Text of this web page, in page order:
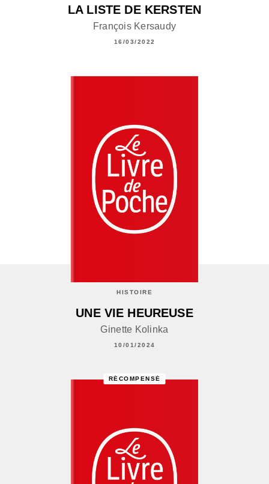
LA LISTE DE KERSTEN
François Kersaudy
16/03/2022
HISTOIRE
UNE VIE HEUREUSE
Ginette Kolinka
10/01/2024
RÉCOMPENSÉ